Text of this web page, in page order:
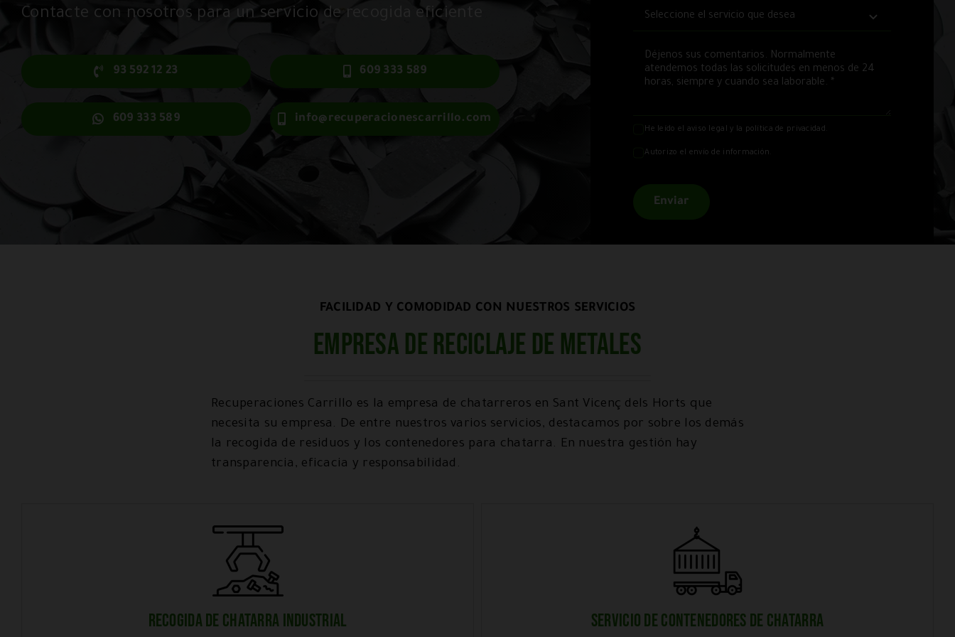
Contacte con nosotros para un servicio de recogida eficiente
93 592 12 23
609 333 589
609 333 589
info@recuperacionescarrillo.com
He leído el aviso legal y la política de privacidad
Autorizo el envío de información.
Enviar
FACILIDAD Y COMODIDAD CON NUESTROS SERVICIOS
Empresa de reciclaje de metales
Recuperaciones Carrillo es la empresa de chatarreros en Sant Vicenç dels Horts que
necesita su empresa. De entre nuestros varios servicios, destacamos por sobre los demás
la recogida de residuos y los contenedores para chatarra. En nuestra gestión hay
transparencia, eficacia y responsabilidad.
RECOGIDA DE CHATARRA INDUSTRIAL SERVICIO DE CONTENEDORES DE CHATARRA